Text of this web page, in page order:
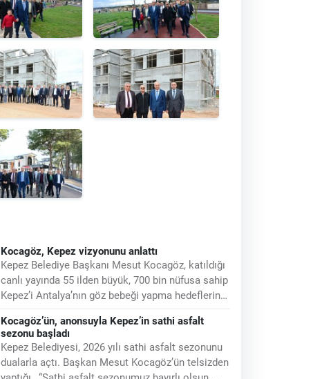
Kocagöz, Kepez vizyonunu anlattı
Kepez Belediye Başkanı Mesut Kocagöz, katıldığı
canlı yayında 55 ilden büyük, 700 bin nüfusa sahip
Kepez’i Antalya’nın göz bebeği yapma hedeflerini
anlattı. Kepez’i UNESCO
Kocagöz’ün, anonsuyla Kepez’in sathi asfalt
sezonu başladı
Kepez Belediyesi, 2026 yılı sathi asfalt sezonunu
dualarla açtı. Başkan Mesut Kocagöz’ün telsizden